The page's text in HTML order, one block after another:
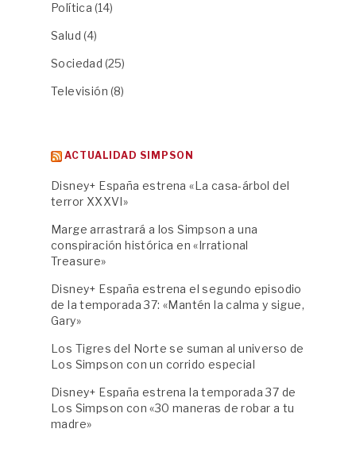
Política (14)
Salud (4)
Sociedad (25)
Televisión (8)
ACTUALIDAD SIMPSON
Disney+ España estrena «La casa-árbol del
terror XXXVI»
Marge arrastrará a los Simpson a una
conspiración histórica en «Irrational
Treasure»
Disney+ España estrena el segundo episodio
de la temporada 37: «Mantén la calma y sigue,
Gary»
Los Tigres del Norte se suman al universo de
Los Simpson con un corrido especial
Disney+ España estrena la temporada 37 de
Los Simpson con «30 maneras de robar a tu
madre»